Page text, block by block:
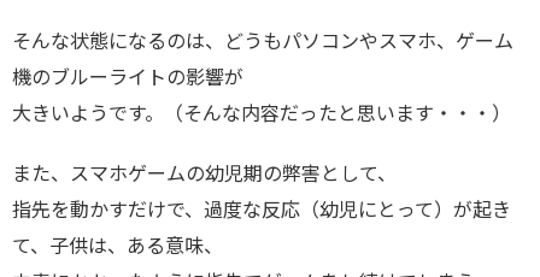
そんな状態になるのは、どうもパソコンやスマホ、ゲーム
機のブルーライトの影響が
大きいようです。（そんな内容だったと思います・・・）
また、スマホゲームの幼児期の弊害として、
指先を動かすだけで、過度な反応（幼児にとって）が起き
て、子供は、ある意味、